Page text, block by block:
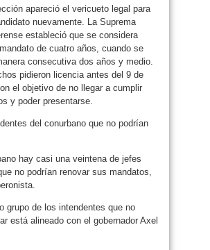
apareció el vericueto legal para
nuevamente. La Suprema
estableció que se considera
de cuatro años, cuando se
consecutiva dos años y medio.
pidieron licencia antes del 9 de
el objetivo de no llegar a cumplir
y poder presentarse.
del conurbano que no podrían
hay casi una veintena de jefes
no podrían renovar sus mandatos,
grupo de los intendentes que no
está alineado con el gobernador Axel